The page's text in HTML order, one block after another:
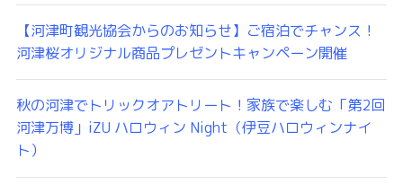
【河津町観光協会からのお知らせ】ご宿泊でチャンス！
河津桜オリジナル商品プレゼントキャンペーン開催
秋の河津でトリックオアトリート！家族で楽しむ「第2回
河津万博」iZU ハロウィン Night（伊豆ハロウィンナイ
ト）